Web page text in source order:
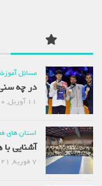
مسائل آموزشی
در چه سنی
استان های فعال
آشنایی با